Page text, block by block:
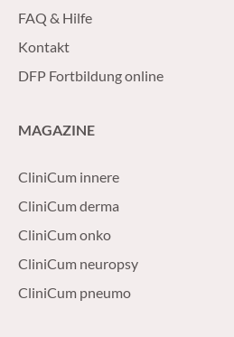
FAQ & Hilfe
Kontakt
DFP Fortbildung online
MAGAZINE
CliniCum innere
CliniCum derma
CliniCum onko
CliniCum neuropsy
CliniCum pneumo